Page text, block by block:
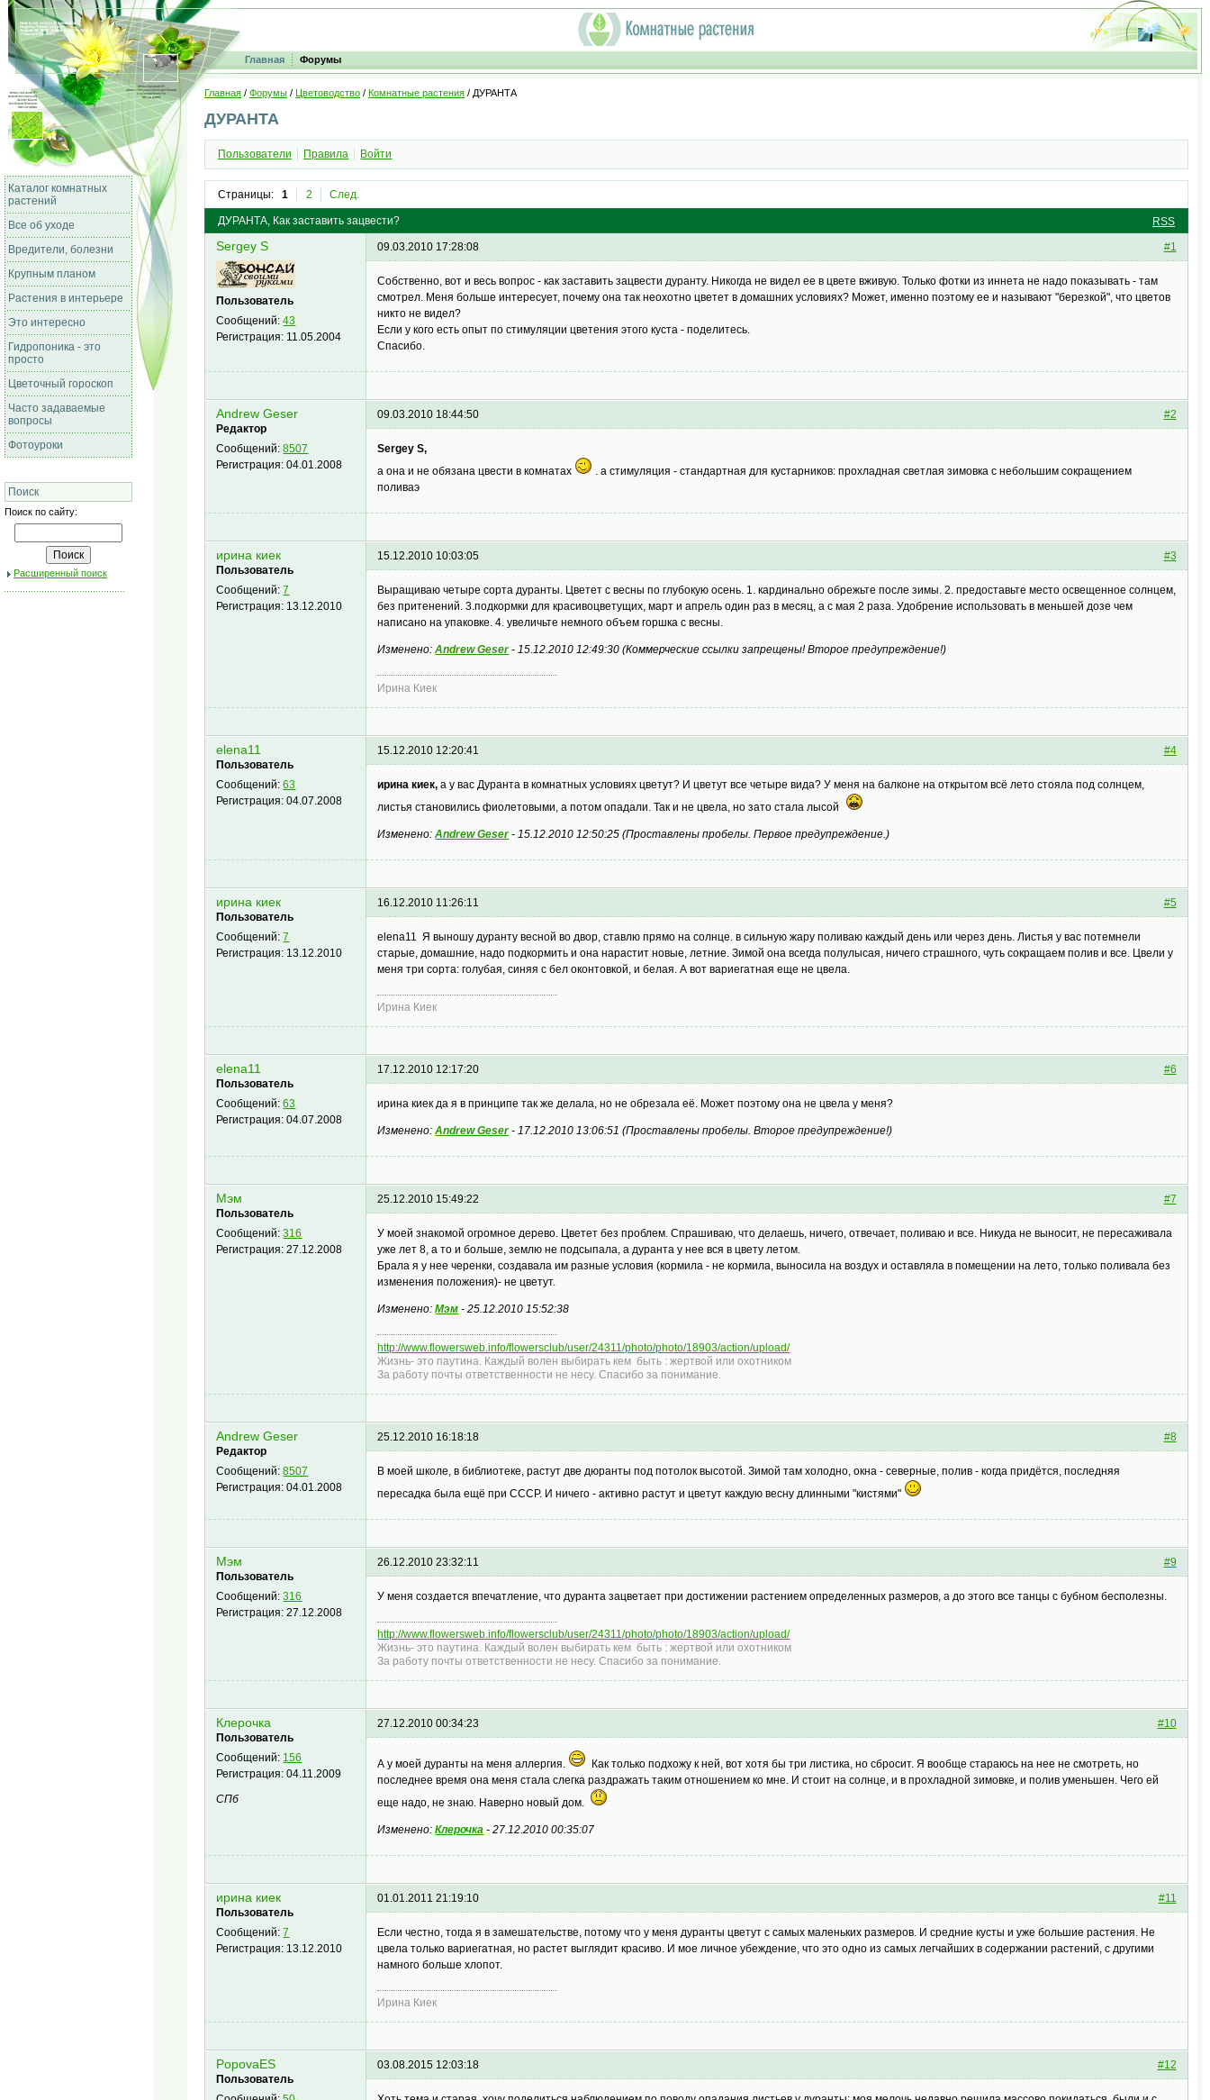
Главная Форумы
Каталог комнатных
растений
Все об уходе
Вредители, болезни
Крупным планом
Растения в интерьере
Это интересно
Гидропоника - это
просто
Цветочный гороскоп
Часто задаваемые
вопросы
Фотоуроки
Поиск
Поиск по сайту:
Расширенный поиск
Главная / Форумы / Цветоводство / Комнатные растения / ДУРАНТА
ДУРАНТА
Пользователи Правила Войти
Страницы: 1 2 След.
RSS
ДУРАНТА, Как заставить зацвести?
Sergey S
Пользователь
Сообщений:43
Регистрация: 11.05.2004
#1
09.03.2010 17:28:08
Собственно, вот и весь вопрос - как заставить зацвести дуранту. Никогда не видел ее в цвете вживую. Только фотки из иннета не надо показывать - там
смотрел. Меня больше интересует, почему она так неохотно цветет в домашних условиях? Может, именно поэтому ее и называют "березкой", что цветов
никто не видел?
Если у кого есть опыт по стимуляции цветения этого куста - поделитесь.
Спасибо.
Andrew Geser
Редактор
Сообщений:8507
Регистрация:04.01.2008
#2
09.03.2010 18:44:50
Sergey S,
а она и не обязана цвести в комнатах
. а стимуляция - стандартная для кустарников: прохладная светлая зимовка с небольшим сокращением
поливаэ
ирина киек
Пользователь
Сообщений:7
Регистрация: 13.12.2010
#3
15.12.2010 10:03:05
Выращиваю четыре сорта дуранты. Цветет с весны по глубокую осень. 1. кардинально обрежьте после зимы. 2. предоставьте место освещенное солнцем,
без притенений. 3.подкормки для красивоцветущих, март и апрель один раз в месяц, а с мая 2 раза. Удобрение использовать в меньшей дозе чем
написано на упаковке. 4. увеличьте немного объем горшка с весны.
Изменено:Andrew Geser-15.12.2010 12:49:30 (Коммерческие ссылки запрещены! Второе предупреждение!)
Ирина Киек
elena11
Пользователь
Сообщений:63
Регистрация:04.07.2008
#4
15.12.2010 12:20:41
ирина киек, а у вас Дуранта в комнатных условиях цветут? И цветут все четыре вида? У меня на балконе на открытом всё лето стояла под солнцем,
листья становились фиолетовыми, а потом опадали. Так и не цвела, но зато стала лысой
Изменено:Andrew Geser-15.12.2010 12:50:25 (Проставлены пробелы. Первое предупреждение.)
ирина киек
Пользователь
Сообщений:7
Регистрация: 13.12.2010
#5
16.12.2010 11:26:11
elena11 Я выношу дуранту весной во двор, ставлю прямо на солнце. в сильную жару поливаю каждый день или через день. Листья у вас потемнели
старые, домашние, надо подкормить и она нарастит новые, летние. Зимой она всегда полулысая, ничего страшного, чуть сокращаем полив и все. Цвели у
меня три сорта: голубая, синяя с бел оконтовкой, и белая. А вот вариегатная еще не цвела.
Ирина Киек
elena11
Пользователь
Сообщений:63
Регистрация:04.07.2008
#6
17.12.2010 12:17:20
ирина киек да я в принципе так же делала, но не обрезала её. Может поэтому она не цвела у меня?
Изменено:Andrew Geser-17.12.2010 13:06:51 (Проставлены пробелы. Второе предупреждение!)
Мэм
Пользователь
Сообщений:316
Регистрация:27.12.2008
#7
25.12.2010 15:49:22
У моей знакомой огромное дерево. Цветет без проблем. Спрашиваю, что делаешь, ничего, отвечает, поливаю и все. Никуда не выносит, не пересаживала
уже лет 8, а то и больше, землю не подсыпала, а дуранта у нее вся в цвету летом.
Брала я у нее черенки, создавала им разные условия (кормила - не кормила, выносила на воздух и оставляла в помещении на лето, только поливала без
изменения положения)- не цветут.
Изменено:Мэм -25.12.2010 15:52:38
http://www.flowersweb.info/flowersclub/user/24311/photo/photo/18903/action/upload/
Жизнь- это паутина. Каждый волен выбирать кем быть : жертвой или охотником
За работу почты ответственности не несу. Спасибо за понимание.
Andrew Geser
Редактор
Сообщений:8507
Регистрация:04.01.2008
#8
25.12.2010 16:18:18
В моей школе, в библиотеке, растут две дюранты под потолок высотой. Зимой там холодно, окна - северные, полив - когда придётся, последняя
пересадка была ещё при СССР. И ничего - активно растут и цветут каждую весну длинными "кистями"
Мэм
Пользователь
Сообщений:316
Регистрация:27.12.2008
#9
26.12.2010 23:32:11
У меня создается впечатление, что дуранта зацветает при достижении растением определенных размеров, а до этого все танцы с бубном бесполезны.
http://www.flowersweb.info/flowersclub/user/24311/photo/photo/18903/action/upload/
Жизнь- это паутина. Каждый волен выбирать кем быть : жертвой или охотником
За работу почты ответственности не несу. Спасибо за понимание.
Клерочка
Пользователь
Сообщений: 156
Регистрация:04.11.2009
СПб
#10
27.12.2010 00:34:23
А у моей дуранты на меня аллергия.
Как только подхожу к ней, вот хотя бы три листика, но сбросит. Я вообще стараюсь на нее не смотреть, но
последнее время она меня стала слегка раздражать таким отношением ко мне. И стоит на солнце, и в прохладной зимовке, и полив уменьшен. Чего ей
еще надо, не знаю. Наверно новый дом.
Изменено:Клерочка -27.12.2010 00:35:07
ирина киек
Пользователь
Сообщений:7
Регистрация: 13.12.2010
#11
01.01.2011 21:19:10
Если честно, тогда я в замешательстве, потому что у меня дуранты цветут с самых маленьких размеров. И средние кусты и уже большие растения. Не
цвела только вариегатная, но растет выглядит красиво. И мое личное убеждение, что это одно из самых легчайших в содержании растений, с другими
намного больше хлопот.
Ирина Киек
PopovaES
Пользователь
#12
03.08.2015 12:03:18